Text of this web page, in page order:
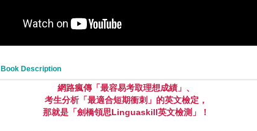
Book Description
網路瘋傳「最容易考取理想成績」、
考生分析「最適合短期衝刺」的英文檢定，
那就是「劍橋領思Linguaskill英文檢測」！